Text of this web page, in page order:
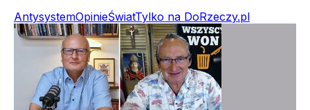
AntysystemOpinieŚwiatTylko na DoRzeczy.pl